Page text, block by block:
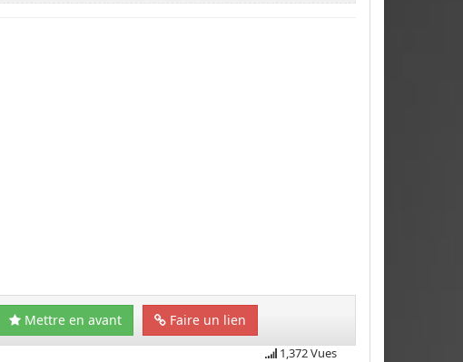
Mettre en avant Faire un lien
1,372 Vues